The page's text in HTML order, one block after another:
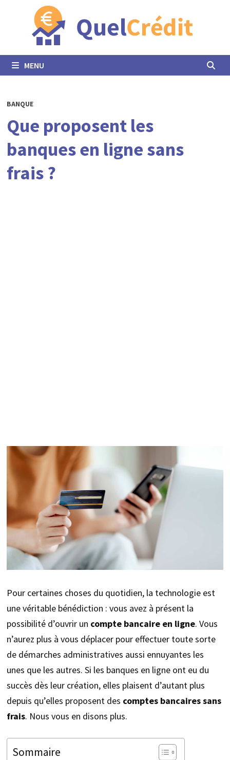
MENU
BANQUE
Que proposent les
banques en ligne sans
frais ?
Pour certaines choses du quotidien, la technologie est
une véritable bénédiction : vous avez à présent la
possibilité d’ouvrir un compte bancaire en ligne. Vous
n’aurez plus à vous déplacer pour effectuer toute sorte
de démarches administratives aussi ennuyantes les
unes que les autres. Si les banques en ligne ont eu du
succès dès leur création, elles plaisent d’autant plus
depuis qu’elles proposent des comptes bancaires sans
frais. Nous vous en disons plus.
Sommaire